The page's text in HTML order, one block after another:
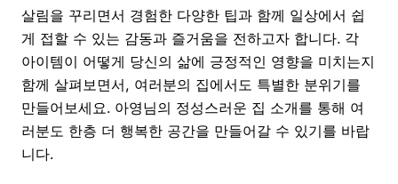
살림을 꾸리면서 경험한 다양한 팁과 함께 일상에서 쉽
게 접할 수 있는 감동과 즐거움을 전하고자 합니다. 각
아이템이 어떻게 당신의 삶에 긍정적인 영향을 미치는지
함께 살펴보면서, 여러분의 집에서도 특별한 분위기를
만들어보세요. 아영님의 정성스러운 집 소개를 통해 여
러분도 한층 더 행복한 공간을 만들어갈 수 있기를 바랍
니다.